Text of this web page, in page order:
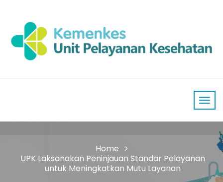
Home
UPK Laksanakan Peninjauan Standar Pelayanan
untuk Meningkatkan Mutu Layanan